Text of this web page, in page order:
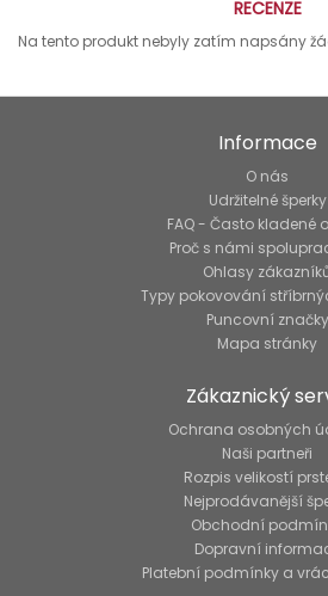
RECENZE
Na tento produkt nebyly zatím napsány
Informace
O nás
Udržitelné šperky
FAQ - Často kladené
Proč s námi
Ohlasy
Typy pokovování
Puncovní značky
Mapa stránky
Zákaznický
Ochrana osobných
Naši partneři
Rozpis velikostí
Nejprodávanější
Obchodní
Dopravní
Platební podmínky a